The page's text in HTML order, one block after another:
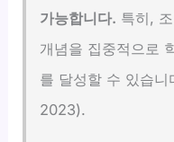
가능합니다. 특히,
개념을 집중적으로
를 달성할 수 있습
2023).